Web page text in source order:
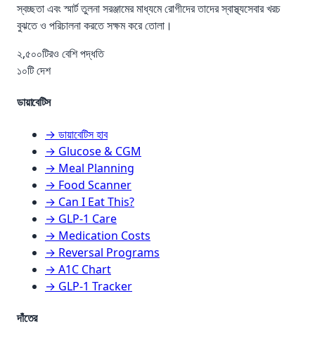
স্বচ্ছতা এবং স্মার্ট তুলনা সরঞ্জামের মাধ্যমে রোগীদের তাদের স্বাস্থ্যসেবার খরচ
বুঝতে ও পরিচালনা করতে সক্ষম করে তোলা।
২,৫০০টিরও বেশি পদ্ধতি
১০টি দেশ
ডায়াবেটিস
→ ডায়াবেটিস হাব
→ Glucose & CGM
→ Meal Planning
→ Food Scanner
→ Can I Eat This?
→ GLP-1 Care
→ Medication Costs
→ Reversal Programs
→ A1C Chart
→ GLP-1 Tracker
দাঁতের